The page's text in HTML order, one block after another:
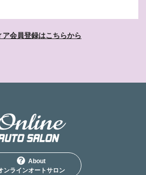
ア会員登録はこちらから
About
ンラインオートサロン